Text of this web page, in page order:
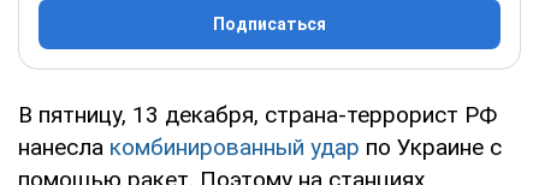
Подписаться
В пятницу, 13 декабря, страна-террорист РФ
нанесла комбинированный удар по Украине с
помощью ракет. Поэтому на станциях